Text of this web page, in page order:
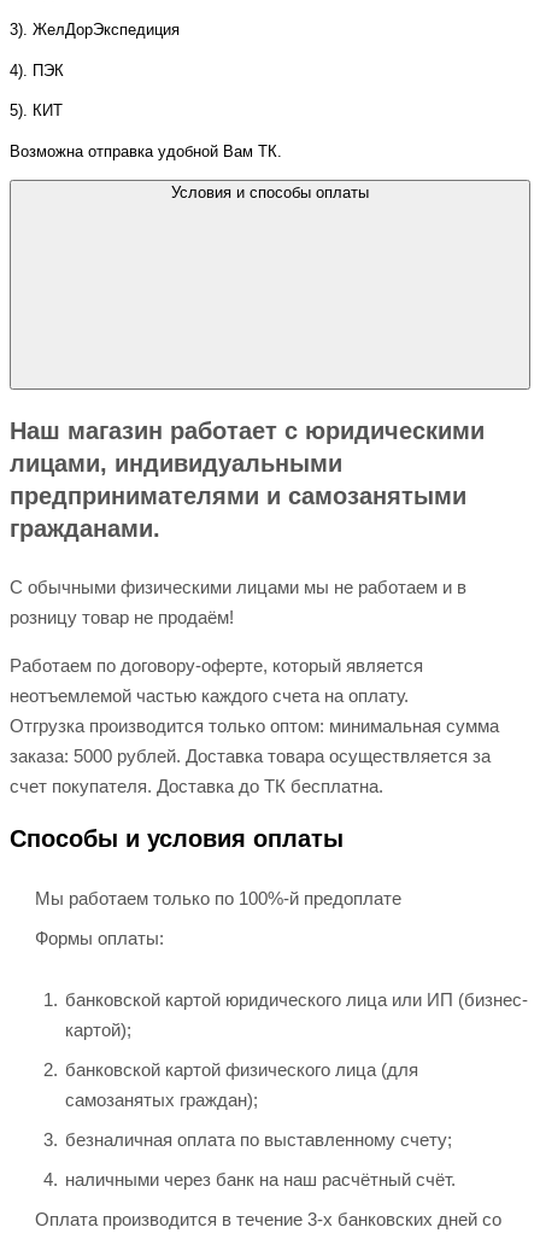
3). ЖелДорЭкспедиция
4). ПЭК
5). КИТ
Возможна отправка удобной Вам ТК.
Условия и способы оплаты
Наш магазин работает с юридическими
лицами, индивидуальными
предпринимателями и самозанятыми
гражданами.
С обычными физическими лицами мы не работаем и в
розницу товар не продаём!
Работаем по договору-оферте, который является
неотъемлемой частью каждого счета на оплату.
Отгрузка производится только оптом: минимальная сумма
заказа: 5000 рублей. Доставка товара осуществляется за
счет покупателя. Доставка до ТК бесплатна.
Способы и условия оплаты
Мы работаем только по 100%-й предоплате
Формы оплаты:
банковской картой юридического лица или ИП (бизнес-
картой);
банковской картой физического лица (для
самозанятых граждан);
безналичная оплата по выставленному счету;
наличными через банк на наш расчётный счёт.
Оплата производится в течение 3-х банковских дней со